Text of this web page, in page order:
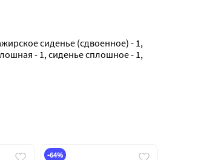
сиденье (сдвоенное) - 1,
- 1, сиденье сплошное - 1,
-64%